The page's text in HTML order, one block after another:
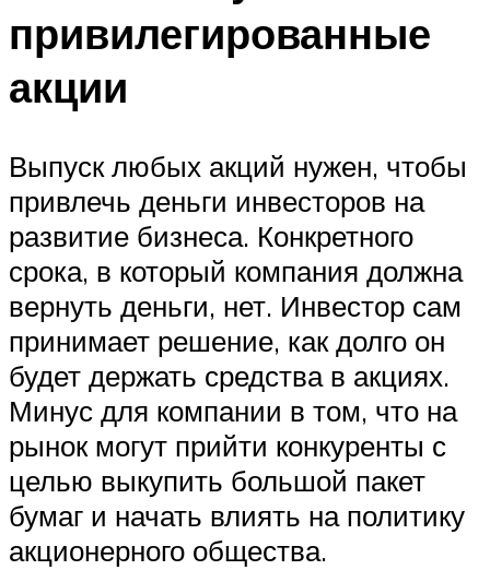
привилегированные
акции
Выпуск любых акций нужен, чтобы
привлечь деньги инвесторов на
развитие бизнеса. Конкретного
срока, в который компания должна
вернуть деньги, нет. Инвестор сам
принимает решение, как долго он
будет держать средства в акциях.
Минус для компании в том, что на
рынок могут прийти конкуренты с
целью выкупить большой пакет
бумаг и начать влиять на политику
акционерного общества.